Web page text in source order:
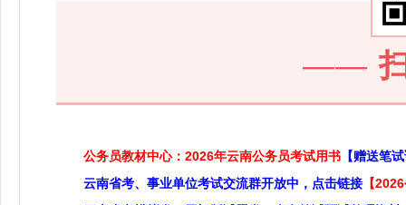
——
公务员教材中心：2026年云南公务员考试用书 【赠送笔
云南省考、事业单位考试交流群开放中，点击链接 【